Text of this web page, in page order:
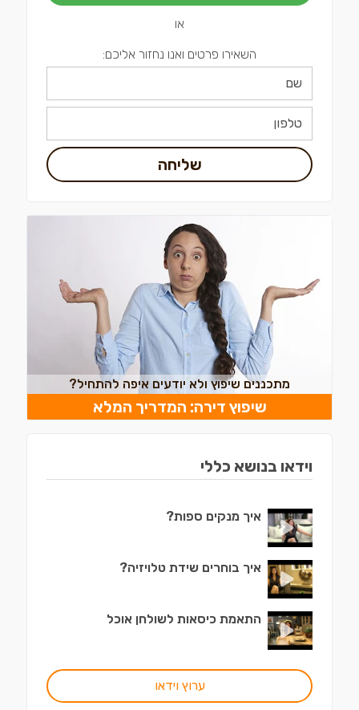
או
השאירו פרטים ואנו נחזור אליכם:
שליחה
מתכננים שיפוץ ולא יודעים איפה להתחיל?
שיפוץ דירה: המדריך המלא
וידאו בנושא כללי
איך מנקים ספות?
איך בוחרים שידת טלויזיה?
התאמת כיסאות לשולחן אוכל
ערוץ וידאו